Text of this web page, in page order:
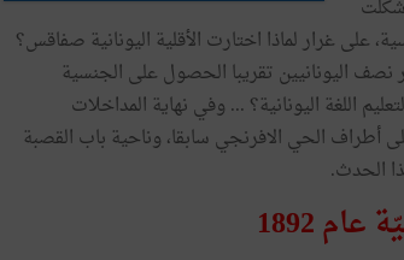
على غرار لماذا اختارت الأقلية اليونانية صفاقس؟
نصف اليونانيين تقريبا الحصول على الجنسية
اللغة اليونانية؟ ... وفي نهاية المداخلات
أطراف الحي الافرنجي سابقا، وناحية باب القصبة
الحدث.
1892